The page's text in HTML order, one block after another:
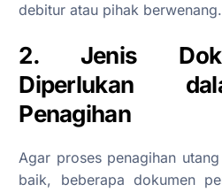
debitur atau pihak berwenang.
2. Jenis
Diperlukan
Penagihan
Agar proses penagihan
baik, beberapa dokumen